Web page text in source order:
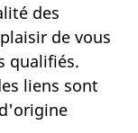
des
de vous
qualifiés.
liens sont